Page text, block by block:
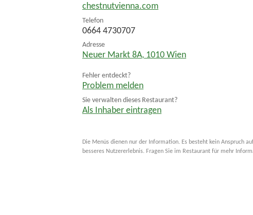
chestnutvienna.com
Telefon
0664 4730707
Adresse
Neuer Markt 8A, 1010 Wien
Fehler entdeckt?
Problem melden
Sie verwalten dieses Restaurant?
Als Inhaber eintragen
Die Menüs dienen nur der Information. Es besteht kein Anspruch
besseres Nutzererlebnis. Fragen Sie im Restaurant für mehr